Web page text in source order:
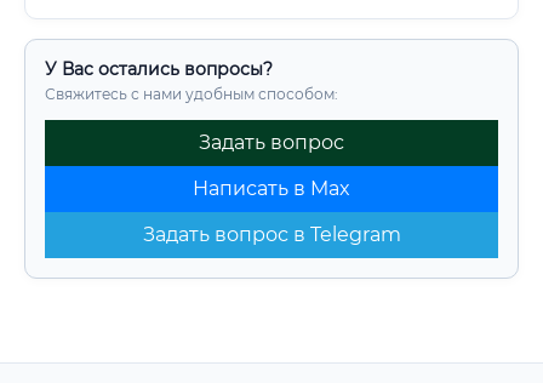
У Вас остались вопросы?
Свяжитесь с нами удобным способом:
Задать вопрос
Написать в Max
Задать вопрос в Telegram